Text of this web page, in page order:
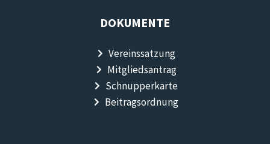
DOKUMENTE
Vereinssatzung
Mitgliedsantrag
Schnupperkarte
Beitragsordnung